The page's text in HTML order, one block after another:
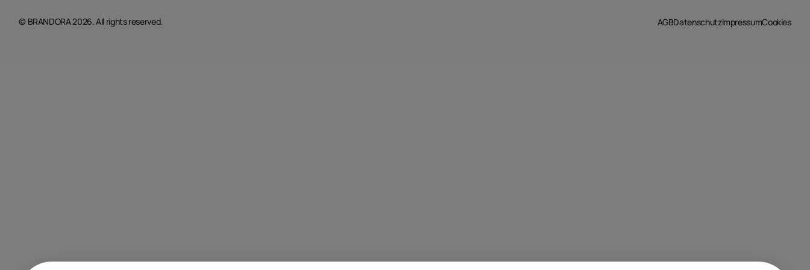
© BRANDORA 2026. All rights reserved. AGBDatenschutzImpressumCookies